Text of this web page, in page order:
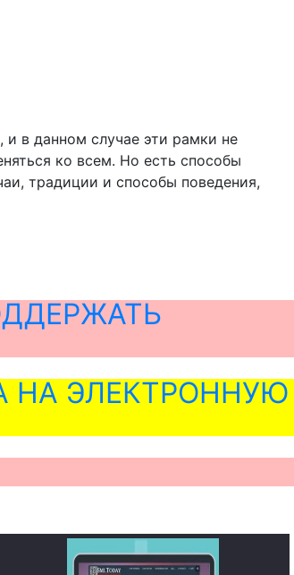
в данном случае эти рамки не
ко всем. Но есть способы
традиции и способы поведения,
НА ЭЛЕКТРОННУЮ